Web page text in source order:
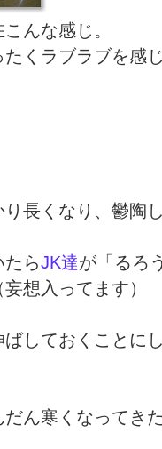
感じ。
ブを感じま
長くなり、鬱陶
らJK達が「るろ
妄想入ってます
しておくことに
ん寒くなってき